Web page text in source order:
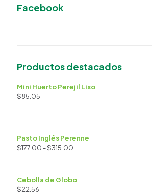
Facebook
Productos destacados
Mini Huerto Perejil Liso
$85.05
Pasto Inglés Perenne
$177.00 -$315.00
Cebolla de Globo
$22.56